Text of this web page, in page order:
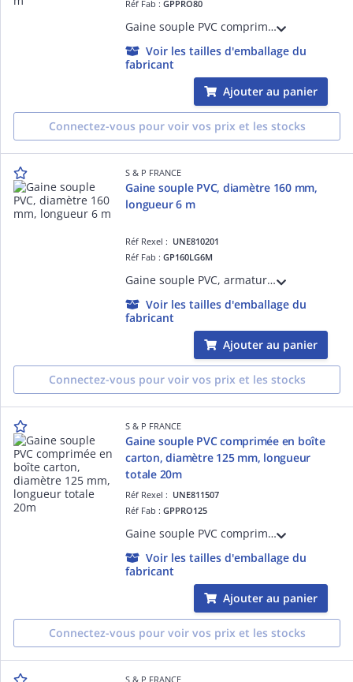
Réf Fab :GPPRO80
Gaine souple PVC comprimée en boîte carton, armature hélicoïdale en fil d'acier, diamètre 80 mm, longueur totale 20 m
Voir les tailles d'emballage du
fabricant
Ajouter au panier
Connectez-vous pour voir vos prix et les stocks
S & P FRANCE
Gaine souple PVC, diamètre 160 mm,
longueur 6 m
Réf Rexel : UNE810201
Réf Fab :GP160LG6M
Gaine souple PVC, armature hélicoïdale en fil d'acier, diamètre 160 mm, longueur 6 m
Voir les tailles d'emballage du
fabricant
Ajouter au panier
Connectez-vous pour voir vos prix et les stocks
S & P FRANCE
Gaine souple PVC comprimée en boîte
carton, diamètre 125 mm, longueur
totale 20m
Réf Rexel : UNE811507
Réf Fab :GPPRO125
Gaine souple PVC comprimée en boîte carton, armature hélicoïdale en fil d'acier, diamètre 125 mm, longueur totale 20 m
Voir les tailles d'emballage du
fabricant
Ajouter au panier
Connectez-vous pour voir vos prix et les stocks
S & P FRANCE